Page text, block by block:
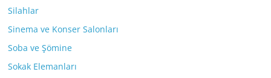
Silahlar
Sinema ve Konser Salonları
Soba ve Şömine
Sokak Elemanları